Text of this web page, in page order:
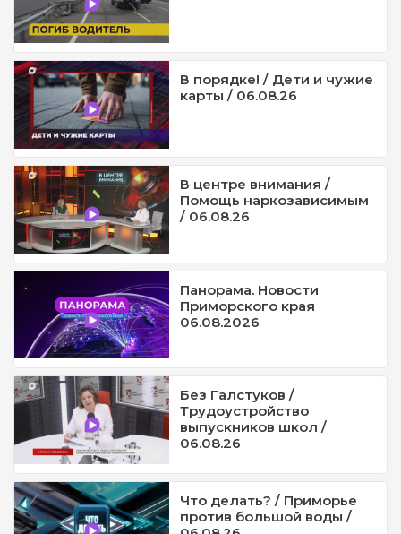
В порядке! / Дети и чужие
карты / 06.08.26
В центре внимания /
Помощь наркозависимым
/ 06.08.26
Панорама. Новости
Приморского края
06.08.2026
Без Галстуков /
Трудоустройство
выпускников школ /
06.08.26
Что делать? / Приморье
против большой воды /